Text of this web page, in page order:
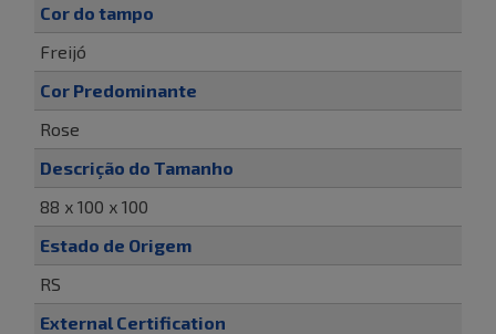
Cor do tampo
Freijó
Cor Predominante
Rose
Descrição do Tamanho
88 x 100 x 100
Estado de Origem
RS
External Certification